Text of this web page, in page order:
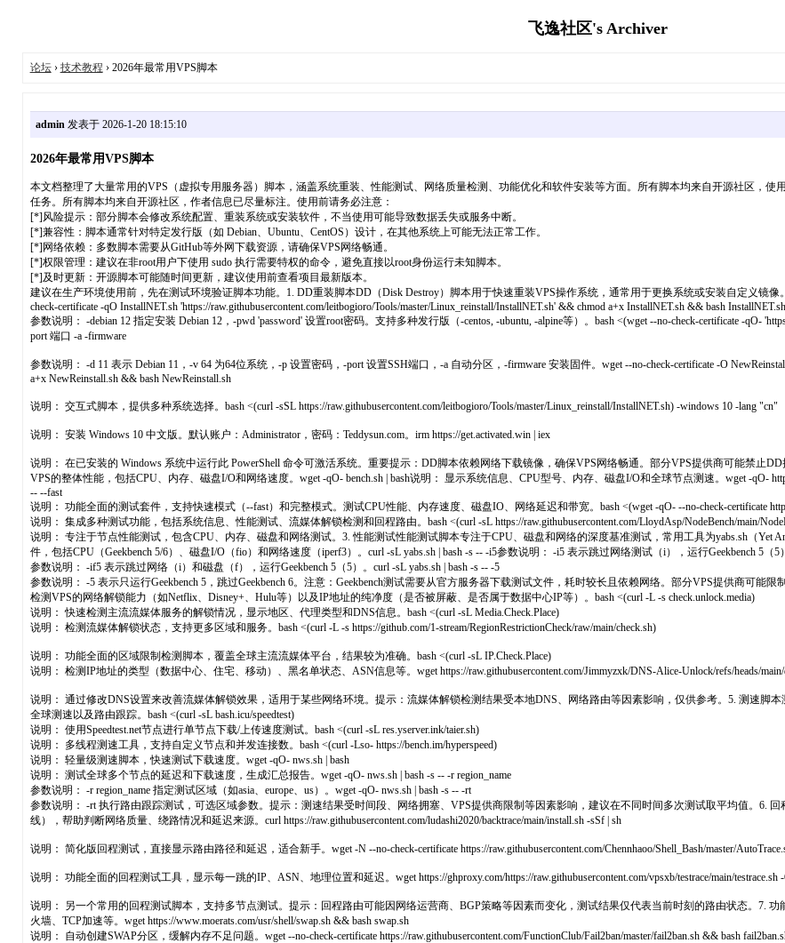
飞逸社区's Archiver
论坛› 技术教程 › 2026年最常用VPS脚本
admin发表于 2026-1-20 18:15:10
2026年最常用VPS脚本
本文档整理了大量常用的VPS（虚拟专用服务器）脚本，涵盖系统重装、性能测试、网络质量检测、功能优化和软件安装等方面。所有脚本均来自开源社区，
任务。所有脚本均来自开源社区，作者信息已尽量标注。使用前请务必注意：
[*]风险提示：部分脚本会修改系统配置、重装系统或安装软件，不当使用可能导致数据丢失或服务中断。
[*]兼容性：脚本通常针对特定发行版（如 Debian、Ubuntu、CentOS）设计，在其他系统上可能无法正常工作。
[*]网络依赖：多数脚本需要从GitHub等外网下载资源，请确保VPS网络畅通。
[*]权限管理：建议在非root用户下使用 sudo 执行需要特权的命令，避免直接以root身份运行未知脚本。
[*]及时更新：开源脚本可能随时间更新，建议使用前查看项目最新版本。
建议在生产环境使用前，先在测试环境验证脚本功能。1. DD重装脚本DD（Disk Destroy）脚本用于快速重装VPS操作系统，通常用于更换系统或安装自定义镜
check-certificate -qO InstallNET.sh 'https://raw.githubusercontent.com/leitbogioro/Tools/master/Linux_reinstall/InstallNET.sh' && chmod a+x InstallNET.sh && bash
参数说明： -debian 12 指定安装 Debian 12，-pwd 'password' 设置root密码。支持多种发行版（-centos, -ubuntu, -alpine等）。bash <(wget --no-check-certificate -qO-
port 端口 -a -firmware
参数说明： -d 11 表示 Debian 11，-v 64 为64位系统，-p 设置密码，-port 设置SSH端口，-a 自动分区，-firmware 安装固件。wget --no-check-certificate -O
a+x NewReinstall.sh && bash NewReinstall.sh
说明： 交互式脚本，提供多种系统选择。bash <(curl -sSL https://raw.githubusercontent.com/leitbogioro/Tools/master/Linux_reinstall/InstallNET.sh) -windows 10 -lang "cn"
说明： 安装 Windows 10 中文版。默认账户：Administrator，密码：Teddysun.com。irm https://get.activated.win | iex
说明： 在已安装的 Windows 系统中运行此 PowerShell 命令可激活系统。重要提示：DD脚本依赖网络下载镜像，确保VPS网络畅通。部分VPS提供商可能禁止
VPS的整体性能，包括CPU、内存、磁盘I/O和网络速度。wget -qO- bench.sh | bash说明： 显示系统信息、CPU型号、内存、磁盘I/O和全球节点测速。wget -qO-
-- --fast
说明： 功能全面的测试套件，支持快速模式（--fast）和完整模式。测试CPU性能、内存速度、磁盘IO、网络延迟和带宽。bash <(wget -qO- --no-check-certificate
说明： 集成多种测试功能，包括系统信息、性能测试、流媒体解锁检测和回程路由。bash <(curl -sL https://raw.githubusercontent.com/LloydAsp/NodeBench/main/
说明： 专注于节点性能测试，包含CPU、内存、磁盘和网络测试。3. 性能测试性能测试脚本专注于CPU、磁盘和网络的深度基准测试，常用工具为yabs.sh（Yet
件，包括CPU（Geekbench 5/6）、磁盘I/O（fio）和网络速度（iperf3）。curl -sL yabs.sh | bash -s -- -i5参数说明： -i5 表示跳过网络测试（i），运行Geekbench 5（5
参数说明： -if5 表示跳过网络（i）和磁盘（f），运行Geekbench 5（5）。curl -sL yabs.sh | bash -s -- -5
参数说明： -5 表示只运行Geekbench 5，跳过Geekbench 6。注意：Geekbench测试需要从官方服务器下载测试文件，耗时较长且依赖网络。部分VPS提供商可
检测VPS的网络解锁能力（如Netflix、Disney+、Hulu等）以及IP地址的纯净度（是否被屏蔽、是否属于数据中心IP等）。bash <(curl -L -s check.unlock.media)
说明： 快速检测主流流媒体服务的解锁情况，显示地区、代理类型和DNS信息。bash <(curl -sL Media.Check.Place)
说明： 检测流媒体解锁状态，支持更多区域和服务。bash <(curl -L -s https://github.com/1-stream/RegionRestrictionCheck/raw/main/check.sh)
说明： 功能全面的区域限制检测脚本，覆盖全球主流流媒体平台，结果较为准确。bash <(curl -sL IP.Check.Place)
说明： 检测IP地址的类型（数据中心、住宅、移动）、黑名单状态、ASN信息等。wget https://raw.githubusercontent.com/Jimmyzxk/DNS-Alice-Unlock/refs/heads/main/
说明： 通过修改DNS设置来改善流媒体解锁效果，适用于某些网络环境。提示：流媒体解锁检测结果受本地DNS、网络路由等因素影响，仅供参考。5. 测速脚
全球测速以及路由跟踪。bash <(curl -sL bash.icu/speedtest)
说明： 使用Speedtest.net节点进行单节点下载/上传速度测试。bash <(curl -sL res.yserver.ink/taier.sh)
说明： 多线程测速工具，支持自定义节点和并发连接数。bash <(curl -Lso- https://bench.im/hyperspeed)
说明： 轻量级测速脚本，快速测试下载速度。wget -qO- nws.sh | bash
说明： 测试全球多个节点的延迟和下载速度，生成汇总报告。wget -qO- nws.sh | bash -s -- -r region_name
参数说明： -r region_name 指定测试区域（如asia、europe、us）。wget -qO- nws.sh | bash -s -- -rt
参数说明： -rt 执行路由跟踪测试，可选区域参数。提示：测速结果受时间段、网络拥塞、VPS提供商限制等因素影响，建议在不同时间多次测试取平均值。6.
线），帮助判断网络质量、绕路情况和延迟来源。curl https://raw.githubusercontent.com/ludashi2020/backtrace/main/install.sh -sSf | sh
说明： 简化版回程测试，直接显示路由路径和延迟，适合新手。wget -N --no-check-certificate https://raw.githubusercontent.com/Chennhaoo/Shell_Bash/master/
说明： 功能全面的回程测试工具，显示每一跳的IP、ASN、地理位置和延迟。wget https://ghproxy.com/https://raw.githubusercontent.com/vpsxb/testrace/main/testrace.sh -
说明： 另一个常用的回程测试脚本，支持多节点测试。提示：回程路由可能因网络运营商、BGP策略等因素而变化，测试结果仅代表当前时刻的路由状态。7.
火墙、TCP加速等。wget https://www.moerats.com/usr/shell/swap.sh && bash swap.sh
说明： 自动创建SWAP分区，缓解内存不足问题。wget --no-check-certificate https://raw.githubusercontent.com/FunctionClub/Fail2ban/master/fail2ban.sh && bash